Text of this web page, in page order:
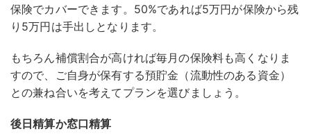
保険でカバーできます。50%であれば5万円が保険から残
り5万円は手出しとなります。
もちろん補償割合が高ければ毎月の保険料も高くなりま
すので、ご自身が保有する預貯金（流動性のある資金）
との兼ね合いを考えてプランを選びましょう。
後日精算か窓口精算